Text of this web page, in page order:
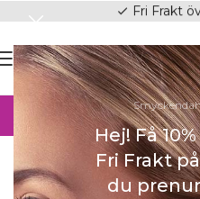
Hej! Få
Fri Frakt
du
checkFri Frakt
SOMMAR-REA HOS
UPP TILL
Halsband online/Halsband Dam
Förstora